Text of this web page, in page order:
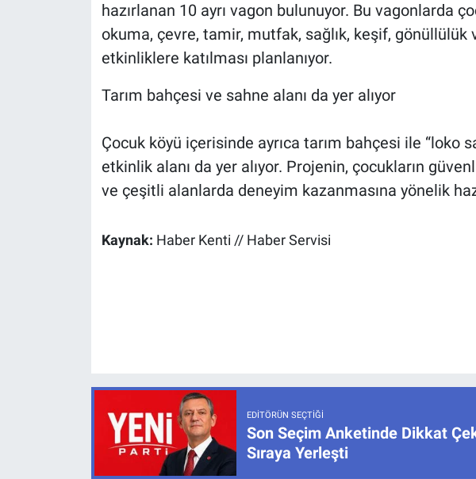
hazırlanan 10 ayrı vagon bulunuyor. Bu vagonlarda
okuma, çevre, tamir, mutfak, sağlık, keşif, gönüllülük
etkinliklere katılması planlanıyor.
Tarım bahçesi ve sahne alanı da yer alıyor
Çocuk köyü içerisinde ayrıca tarım bahçesi ile “loko
etkinlik alanı da yer alıyor. Projenin, çocukların
ve çeşitli alanlarda deneyim kazanmasına yönelik
Kaynak: Haber Kenti // Haber Servisi
EDITÖRÜN SEÇTIĞI
Son Seçim Anketinde Dikkat
Sıraya Yerleşti